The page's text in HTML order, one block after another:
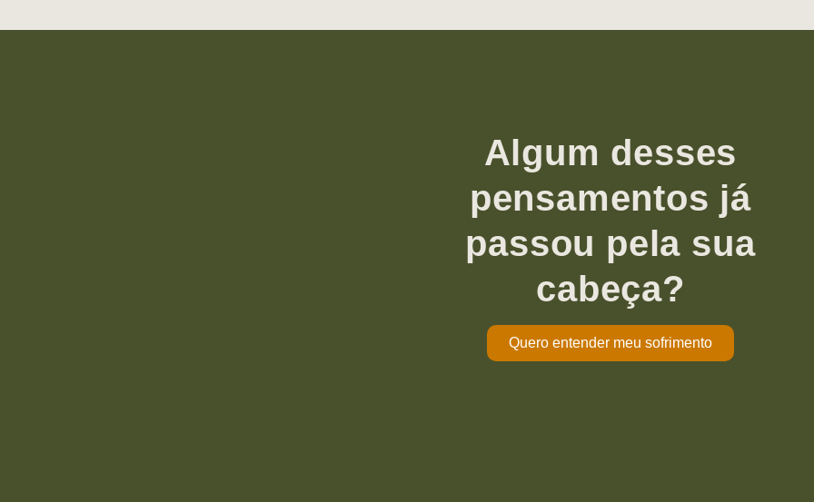
Algum desses
pensamentos já
passou pela sua
cabeça?
Quero entender meu sofrimento